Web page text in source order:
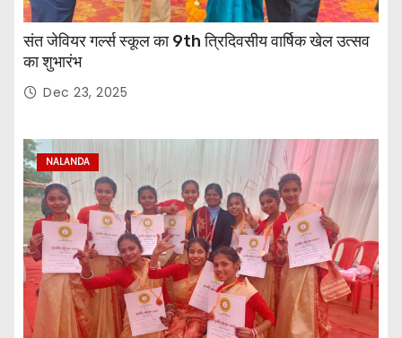
संत जेवियर गर्ल्स स्कूल का 9th त्रिदिवसीय वार्षिक खेल उत्सव
का शुभारंभ
Dec 23, 2025
NALANDA